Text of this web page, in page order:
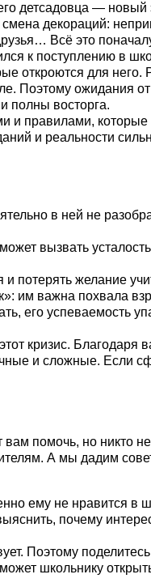
детсадовца — новый
декораций:
Всё это
к поступлению в
откроются для него.
Поэтому ожидания
полны восторга.
и правилами, которые
и реальности
в ней не
вызвать
потерять желание
им важна похвала
его успеваемость
кризис. Благодаря
и сложные. Если
помочь, но никто не
А мы дадим
ему не нравится в
почему
Поэтому
школьнику